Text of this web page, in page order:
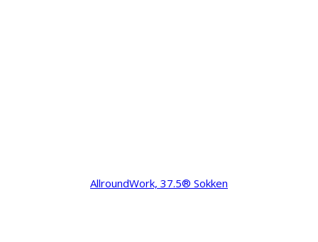
AllroundWork, 37.5® Sokken